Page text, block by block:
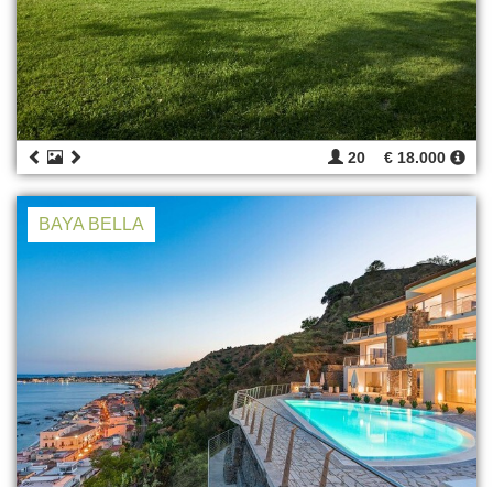
20 € 18.000
BAYA BELLA